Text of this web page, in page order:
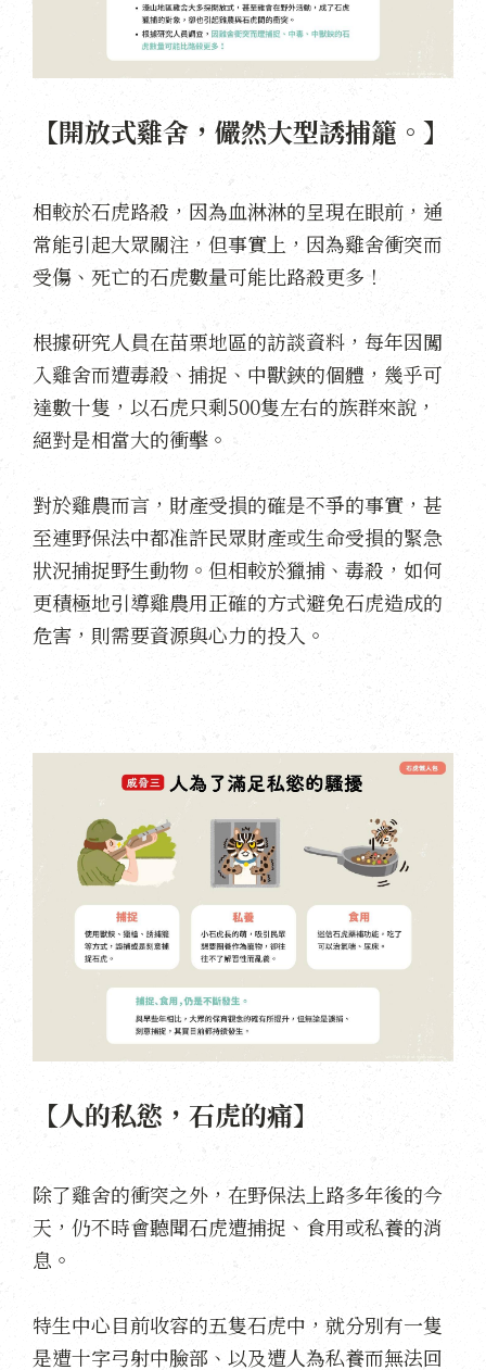
【開放式雞舍，儼然大型誘捕籠。】
相較於石虎路殺，因為血淋淋的呈現在眼前，通
常能引起大眾關注，但事實上，因為雞舍衝突而
受傷、死亡的石虎數量可能比路殺更多！
根據研究人員在苗栗地區的訪談資料，每年因闖
入雞舍而遭毒殺、捕捉、中獸鋏的個體，幾乎可
達數十隻，以石虎只剩500隻左右的族群來說，
絕對是相當大的衝擊。
對於雞農而言，財產受損的確是不爭的事實，甚
至連野保法中都准許民眾財產或生命受損的緊急
狀況捕捉野生動物。但相較於獵捕、毒殺，如何
更積極地引導雞農用正確的方式避免石虎造成的
危害，則需要資源與心力的投入。
【人的私慾，石虎的痛】
除了雞舍的衝突之外，在野保法上路多年後的今
天，仍不時會聽聞石虎遭捕捉、食用或私養的消
息。
特生中心目前收容的五隻石虎中，就分別有一隻
是遭十字弓射中臉部、以及遭人為私養而無法回